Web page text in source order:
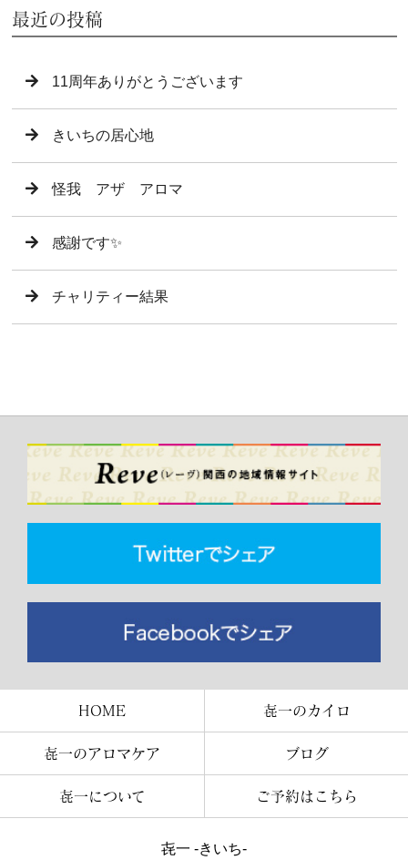
最近の投稿
11周年ありがとうございます
きいちの居心地
怪我 アザ アロマ
感謝です✨
チャリティー結果
HOME 㐂一のカイロ
㐂一のアロマケア ブログ
㐂一について ご予約はこちら
㐂一 -きいち-